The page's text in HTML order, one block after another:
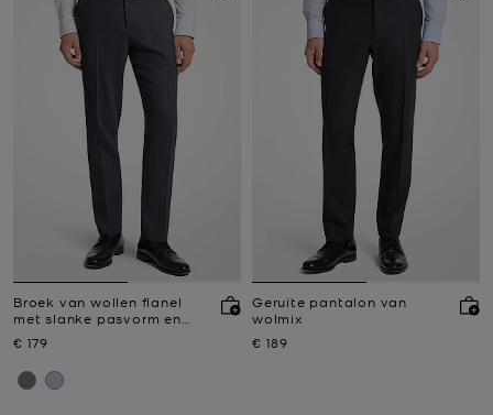
Broek van wollen flanel
met slanke pasvorm en
Nu
€ 179
Geruite pantalon van
wolmix
Nu
€ 189